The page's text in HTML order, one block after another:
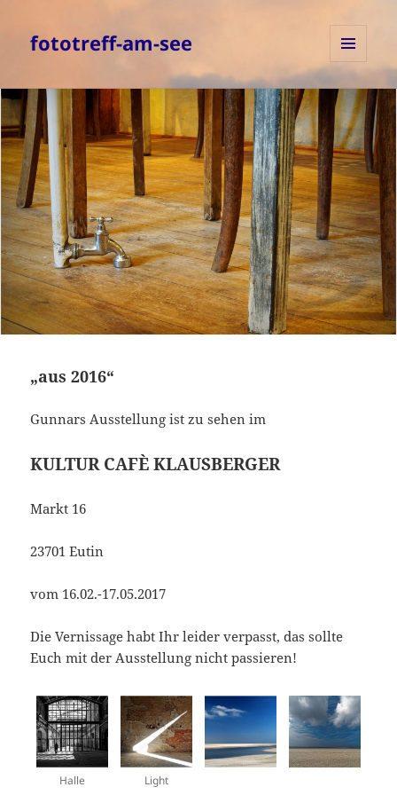
fototreff-am-see
MENÜ
WIDGETS
„aus 2016“
Gunnars Ausstellung ist zu sehen im
KULTUR CAFÈ KLAUSBERGER
Markt 16
23701 Eutin
vom 16.02.-17.05.2017
Die Vernissage habt Ihr leider verpasst, das sollte
Euch mit der Ausstellung nicht passieren!
Halle Light